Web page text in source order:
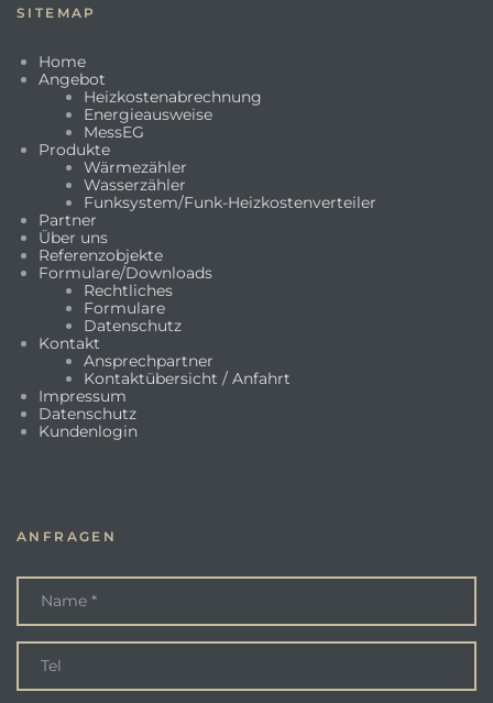
SITEMAP
Home
Angebot
Heizkostenabrechnung
Energieausweise
MessEG
Produkte
Wärmezähler
Wasserzähler
Funksystem/Funk-Heizkostenverteiler
Partner
Über uns
Referenzobjekte
Formulare/Downloads
Rechtliches
Formulare
Datenschutz
Kontakt
Ansprechpartner
Kontaktübersicht / Anfahrt
Impressum
Datenschutz
Kundenlogin
ANFRAGEN